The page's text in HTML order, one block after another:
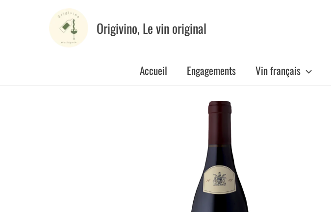
Origivino, Le vin original
Accueil Engagements Vin français